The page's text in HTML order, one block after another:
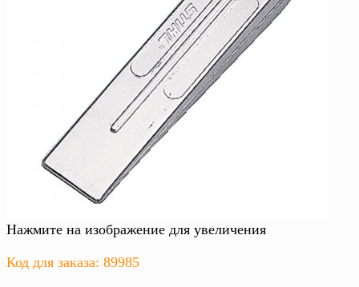
Нажмите на изображение для увеличения
Код для заказа: 89985